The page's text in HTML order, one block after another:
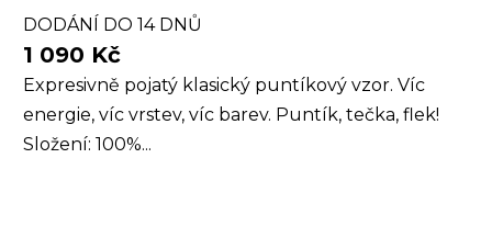
DODÁNÍ DO 14 DNŮ
1 090 Kč
Expresivně pojatý klasický puntíkový vzor. Víc
energie, víc vrstev, víc barev. Puntík, tečka, flek!
Složení: 100%...